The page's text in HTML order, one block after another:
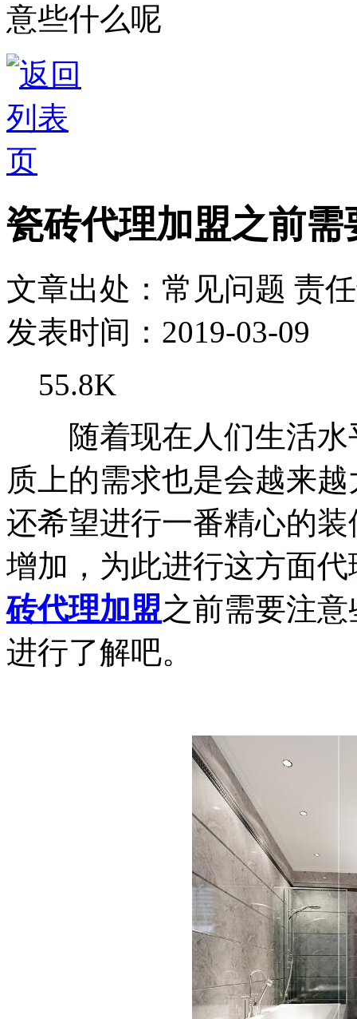
意些什么呢
瓷砖代理加盟之前
文章出处：常见问题 责
发表时间：2019-03-09
55.8K
随着现在人们生活水
质上的需求也是会越来
还希望进行一番精心的
增加，为此进行这方面
砖代理加盟之前需要注
进行了解吧。